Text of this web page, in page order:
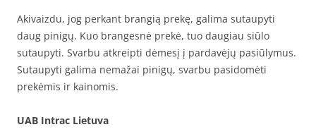
Akivaizdu, jog perkant brangią prekę, galima sutaupyti
daug pinigų. Kuo brangesnė prekė, tuo daugiau siūlo
sutaupyti. Svarbu atkreipti dėmesį į pardavėjų pasiūlymus.
Sutaupyti galima nemažai pinigų, svarbu pasidomėti
prekėmis ir kainomis.
UAB Intrac Lietuva